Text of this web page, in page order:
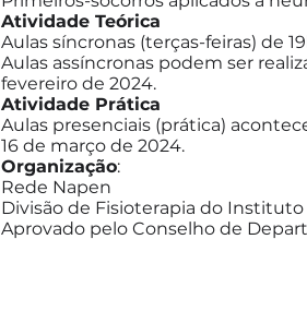
Atividade Teórica
Aulas síncronas (terças-feiras) de
Aulas assíncronas podem ser
fevereiro de 2024.
Atividade Prática
Aulas presenciais (prática)
16 de março de 2024.
Organização:
Rede Napen
Divisão de Fisioterapia do
Aprovado pelo Conselho de